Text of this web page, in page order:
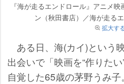
『海が走るエンドロール』アニメ
ン（秋田書店）／海が走る
拡大す
ある日、海(カイ)という
出会いで「映画を“作りた
自覚した65歳の茅野うみ